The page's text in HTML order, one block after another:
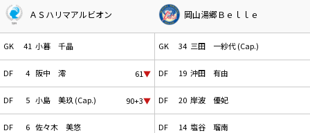
ＡＳハリマアルビオン
GK 41 小暮 千晶
DF 4 阪中 澪 61▼
DF 5 小島 美玖 (Cap.) 90+3▼
DF 6 佐々木 美悠
岡山湯郷Ｂｅｌｌｅ
GK 34 三田 一紗代 (Cap.)
DF 19 沖田 有由
DF 20 岸波 優妃
DF 14 塩谷 瑠南